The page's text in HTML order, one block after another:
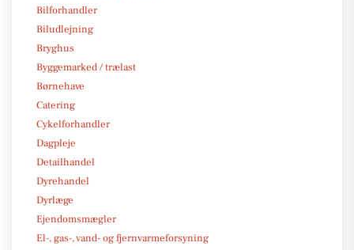
Bilforhandler
Biludlejning
Bryghus
Byggemarked / trælast
Børnehave
Catering
Cykelforhandler
Dagpleje
Detailhandel
Dyrehandel
Dyrlæge
Ejendomsmægler
El-, gas-, vand- og fjernvarmeforsyning